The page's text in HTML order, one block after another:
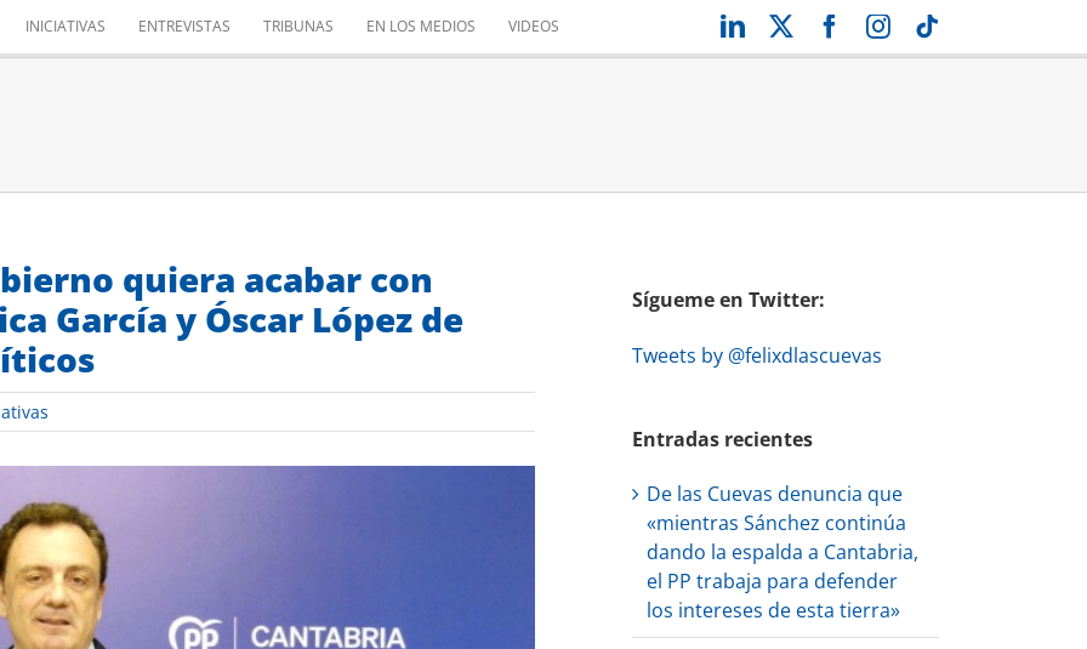
INICIATIVAS ENTREVISTAS TRIBUNAS EN LOS MEDIOS VIDEOS LinkedIn Facebook
Instagram
quiera acabar con
García y Óscar López de
Sígueme en Twitter:
Tweets by @felixdlascuevas
Entradas recientes
De las Cuevas denuncia que
«mientras Sánchez continúa
dando la espalda a Cantabria,
el PP trabaja para defender
los intereses de esta tierra»